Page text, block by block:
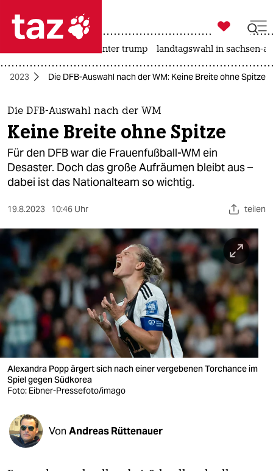
 taz zahl ich
taz zahl ich
themen
politik
öko
sport
berlin
nord
wahrheit
verlag
verlag
shop
fragen & hilfe

taz zahl ich
usa unter trump landtagswahl in sachsen-
2023 Die DFB-Auswahl nach der WM: Keine Breite ohne Spitze
Die DFB-Auswahl nach der WM
Keine Breite ohne Spitze
Für den DFB war die Frauenfußball-WM ein
Desaster. Doch das große Aufräumen bleibt aus –
dabei ist das Nationalteam so wichtig.
19.8.2023 10:46 Uhr teilen
Alexandra Popp ärgert sich nach einer vergebenen Torchance im
Spiel gegen Südkorea
Foto: Eibner-Pressefoto/imago
Von Andreas Rüttenauer